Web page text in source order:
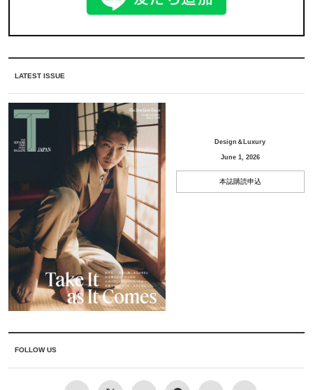
LATEST ISSUE
Design＆Luxury
June 1, 2026
本誌購読申込
FOLLOW US